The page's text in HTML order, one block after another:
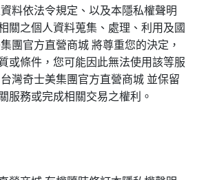
料依法令規定、以及本隱私權聲明
關之個人資料蒐集、處理、利用及國
團官方直營商城 將尊重您的決定，
或條件，您可能因此無法使用該等服
灣奇士美集團官方直營商城 並保留
服務或完成相關交易之權利。